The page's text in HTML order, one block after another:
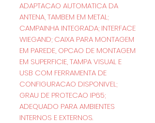
ADAPTACAO AUTOMATICA DA
ANTENA, TAMBEM EM METAL;
CAMPAINHA INTEGRADA; INTERFACE
WIEGAND; CAIXA PARA MONTAGEM
EM PAREDE, OPCAO DE MONTAGEM
EM SUPERFICIE, TAMPA VISUAL E
USB COM FERRAMENTA DE
CONFIGURACAO DISPONIVEL;
GRAU DE PROTECAO IP65;
ADEQUADO PARA AMBIENTES
INTERNOS E EXTERNOS.